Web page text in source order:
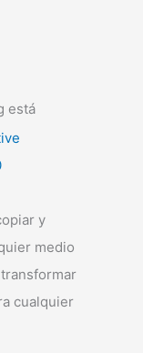
está
y
medio
cualquier